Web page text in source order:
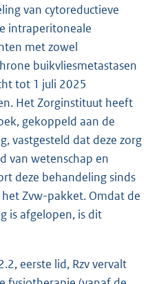
van cytoreductieve
intraperitoneale
met zowel
buikvliesmetastasen
tot 1 juli 2025
Het Zorginstituut heeft
gekoppeld aan de
vastgesteld dat deze zorg
van wetenschap en
deze behandeling sinds
Zvw-pakket. Omdat de
is afgelopen, is dit
eerste lid, Rzv vervalt